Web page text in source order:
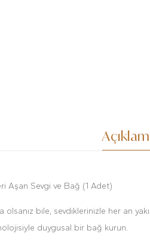
Aşan Sevgi ve Bağ (1 Adet)
bile, sevdiklerinizle her an
duygusal bir bağ kurun.